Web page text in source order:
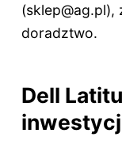
(sklep@ag.pl),
doradztwo.
Dell